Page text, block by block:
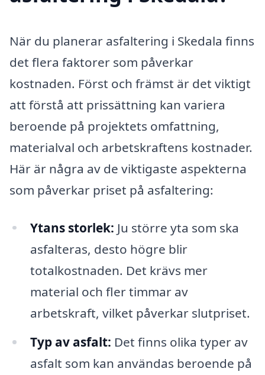
När du planerar asfaltering i Skedala finns
det flera faktorer som påverkar
kostnaden. Först och främst är det viktigt
att förstå att prissättning kan variera
beroende på projektets omfattning,
materialval och arbetskraftens kostnader.
Här är några av de viktigaste aspekterna
som påverkar priset på asfaltering:
Ytans storlek: Ju större yta som ska
asfalteras, desto högre blir
totalkostnaden. Det krävs mer
material och fler timmar av
arbetskraft, vilket påverkar slutpriset.
Typ av asfalt: Det finns olika typer av
asfalt som kan användas beroende på